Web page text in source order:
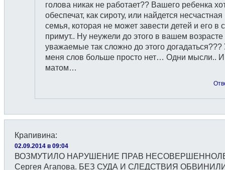
голова никак не работает?? Вашего ребенка
обеспечат, как сироту, или найдется несчастная
семья, которая не может завести детей и его в
примут.. Ну неужели до этого в вашем возрасте
уважаемые так сложно до этого догадаться???
меня слов больше просто нет… Одни мысли.. И
матом…
Крапивина:
02.09.2014 в 09:04
ВОЗМУТИЛО НАРУШЕНИЕ ПРАВ
Сергея Агапова. БЕЗ СУДА И СЛЕДСТВИЯ